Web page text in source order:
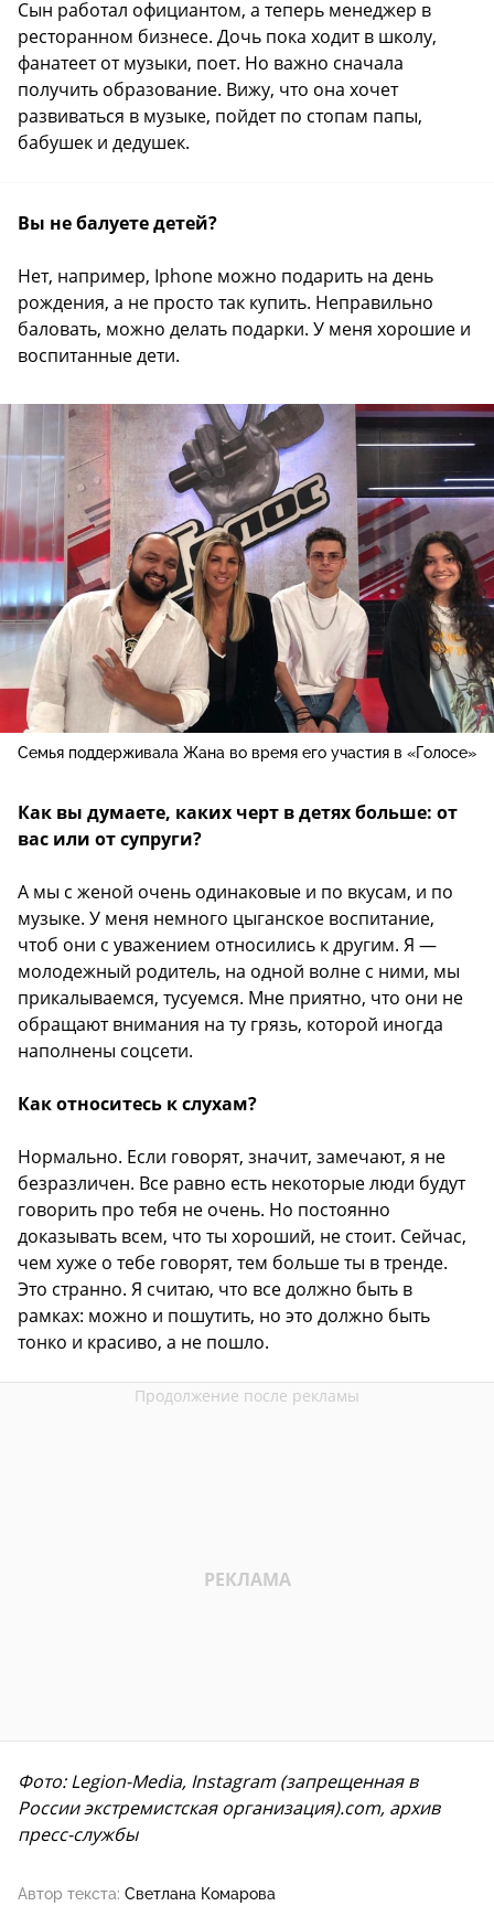
Сын работал официантом, а теперь менеджер в
ресторанном бизнесе. Дочь пока ходит в школу,
фанатеет от музыки, поет. Но важно сначала
получить образование. Вижу, что она хочет
развиваться в музыке, пойдет по стопам папы,
бабушек и дедушек.
Вы не балуете детей?
Нет, например, Iphone можно подарить на день
рождения, а не просто так купить. Неправильно
баловать, можно делать подарки. У меня хорошие и
воспитанные дети.
Семья поддерживала Жана во время его участия в «Голосе»
Как вы думаете, каких черт в детях больше: от
вас или от супруги?
А мы с женой очень одинаковые и по вкусам, и по
музыке. У меня немного цыганское воспитание,
чтоб они с уважением относились к другим. Я —
молодежный родитель, на одной волне с ними, мы
прикалываемся, тусуемся. Мне приятно, что они не
обращают внимания на ту грязь, которой иногда
наполнены соцсети.
Как относитесь к слухам?
Нормально. Если говорят, значит, замечают, я не
безразличен. Все равно есть некоторые люди будут
говорить про тебя не очень. Но постоянно
доказывать всем, что ты хороший, не стоит. Сейчас,
чем хуже о тебе говорят, тем больше ты в тренде.
Это странно. Я считаю, что все должно быть в
рамках: можно и пошутить, но это должно быть
тонко и красиво, а не пошло.
Фото: Legion-Media, Instagram (запрещенная в
России экстремистская организация).com, архив
пресс-службы
Автор текста: Светлана Комарова